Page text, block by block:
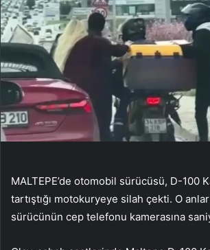
MALTEPE’de otomobil sürücüsü, D-100
tartıştığı motokuryeye silah çekti. O
sürücünün cep telefonu kamerasına